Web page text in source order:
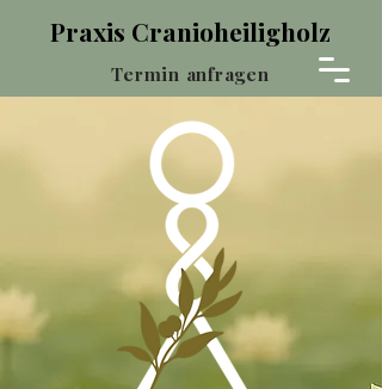
Praxis Cranioheiligholz
Termin anfragen